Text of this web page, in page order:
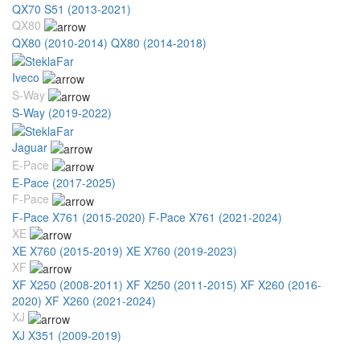
QX70 S51 (2013-2021)
QX80
QX80 (2010-2014) QX80 (2014-2018)
Iveco
S-Way
S-Way (2019-2022)
Jaguar
E-Pace
E-Pace (2017-2025)
F-Pace
F-Pace X761 (2015-2020) F-Pace X761 (2021-2024)
XE
XE X760 (2015-2019) XE X760 (2019-2023)
XF
XF X250 (2008-2011) XF X250 (2011-2015) XF X260 (2016-
2020) XF X260 (2021-2024)
XJ
XJ X351 (2009-2019)